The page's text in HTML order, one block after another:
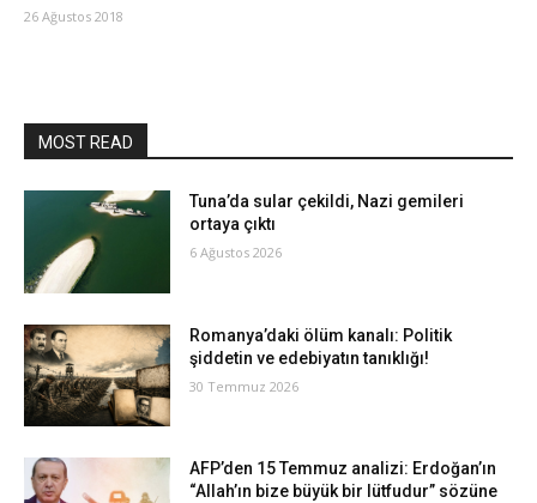
26 Ağustos 2018
MOST READ
Tuna’da sular çekildi, Nazi gemileri
ortaya çıktı
6 Ağustos 2026
Romanya’daki ölüm kanalı: Politik
şiddetin ve edebiyatın tanıklığı!
30 Temmuz 2026
AFP’den 15 Temmuz analizi: Erdoğan’ın
“Allah’ın bize büyük bir lütfudur” sözüne